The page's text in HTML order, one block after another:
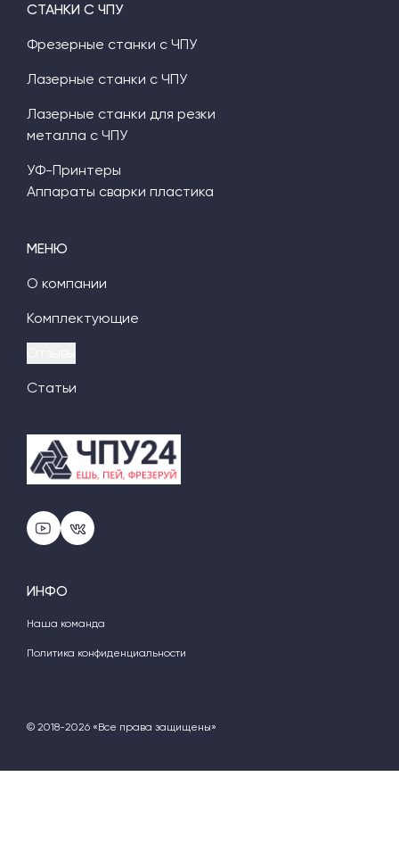
МЕНЮ
О компании
Комплектующие
Статьи
СТАНКИ С ЧПУ
Фрезерные станки с ЧПУ
Лазерные станки с ЧПУ
Лазерные станки для резки
металла с ЧПУ
УФ-Принтеры
Аппараты сварки пластика
ИНФО
Наша команда
Политика конфиденциальности
© 2018-2026 «Все права защищены»